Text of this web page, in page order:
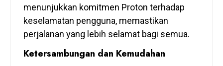
menunjukkan komitmen Proton terhadap
keselamatan pengguna, memastikan
perjalanan yang lebih selamat bagi semua.
Ketersambungan dan Kemudahan